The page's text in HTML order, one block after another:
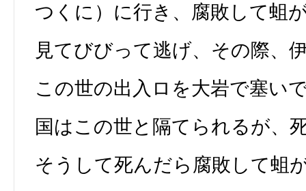
つくに）に行き、腐敗して蛆
見てびびって逃げ、その際、
この世の出入ロを大岩で塞い
国はこの世と隔てられるが、
そうして死んだら腐敗して蛆